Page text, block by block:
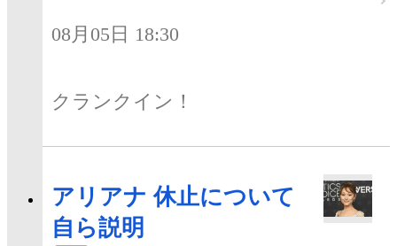
08月05日 18:30
クランクイン！
アリアナ 休止について
自ら説明